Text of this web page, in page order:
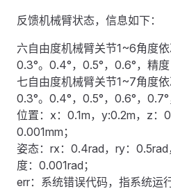
反馈机械臂状态，信息如下：
六自由度机械臂关节1~6角度依
0.3°。0.4°，0.5°，0.6°，精度
七自由度机械臂关节1~7角度依
0.3°。0.4°，0.5°，0.6°，0.7°
位置：x：0.1m，y:0.2m，z：
0.001mm；
姿态：rx：0.4rad，ry：
度：0.001rad；
err：系统错误代码，指系统运